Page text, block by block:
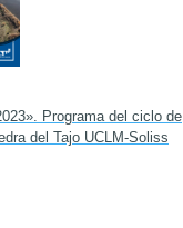
Programa del ciclo de
del Tajo UCLM-Soliss